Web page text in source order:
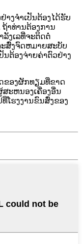
ງຈໍາເປັນຕ້ອງໄດ້ຮັບ
າທ່ານຕ້ອງການ
ງເລທີ່ຈະຕິດຕໍ່
ະສົ່ງຈົດຫມາຍສະບັບ
ນຕ້ອງຈ່າຍຄ່າຕົວຢ່າງ
ຂອງຜັກທຽມທີ່ຂາດ
ະຫນອງເຄື່ອງອື່ນ
ໂຮງງານຂົນສົ່ງຂອງ